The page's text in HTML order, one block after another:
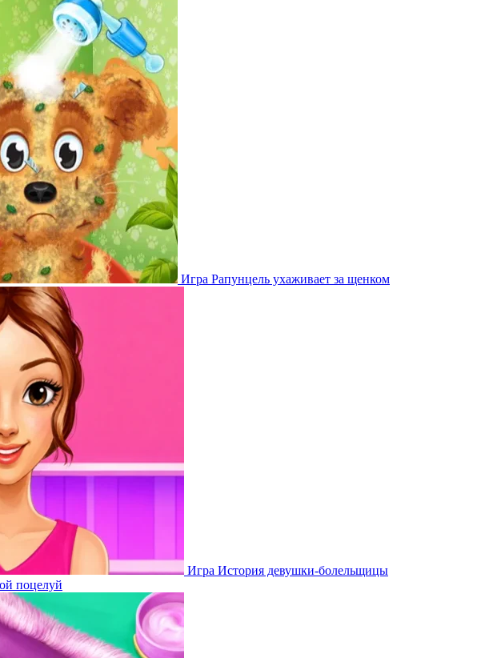
Игра Рапунцель ухаживает за щенком
Игра История девушки-болельщицы
поцелуй